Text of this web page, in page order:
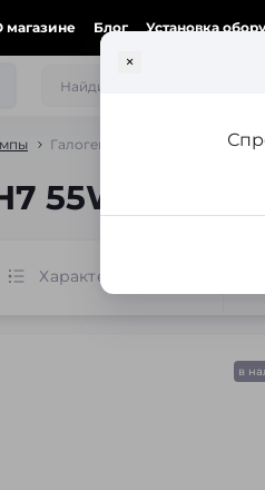
магазине Блог Установка
Галогеновые лампы SHO-ME
×
55W (2 шт.)
Характеристики
в